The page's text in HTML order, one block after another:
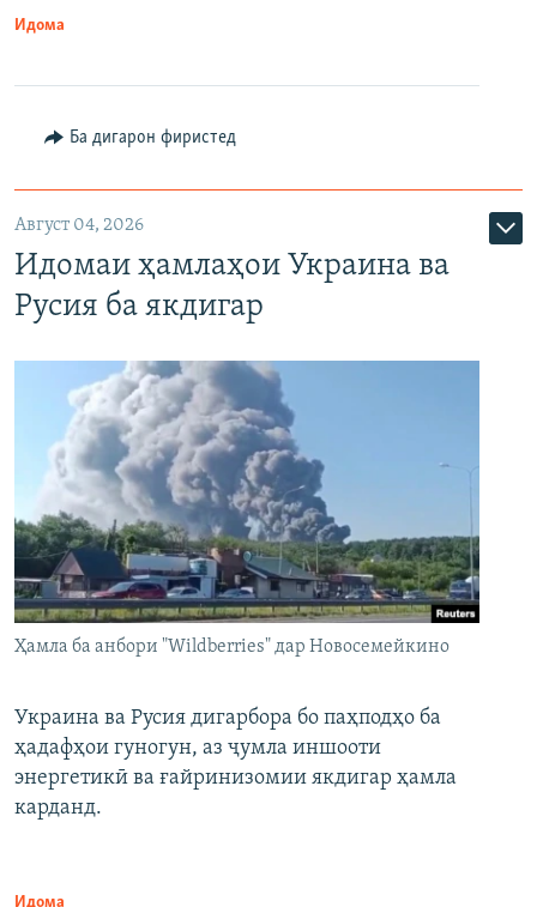
Идома
Ба дигарон фиристед
Август 04, 2026
Идомаи ҳамлаҳои Украина ва
Русия ба якдигар
Ҳамла ба анбори "Wildberries" дар Новосемейкино
Украина ва Русия дигарбора бо паҳподҳо ба
ҳадафҳои гуногун, аз ҷумла иншооти
энергетикӣ ва ғайринизомии якдигар ҳамла
карданд.
Идома